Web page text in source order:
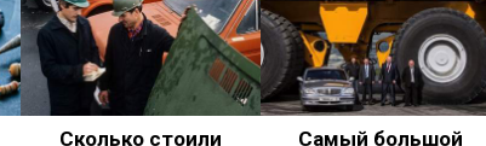
Сколько стоили
Самый большой